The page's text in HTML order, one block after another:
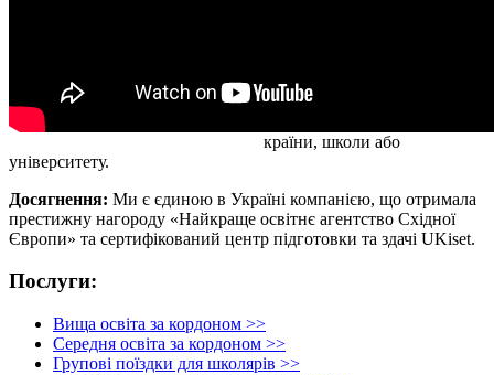
підбір програм підготовки,
рекомендації щодо
країни, школи або
університету.
Досягнення: Ми є єдиною в Україні компанією, що отримала
престижну нагороду «Найкраще освітнє агентство Східної
Європи» та сертифікований центр підготовки та здачі UKiset.
Послуги:
Вища освіта за кордоном >>
Середня освіта за кордоном >>
Групові поїздки для школярів >>